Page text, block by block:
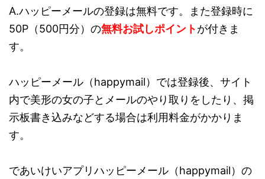
A.ハッピーメールの登録は無料です。また登録時に
50P（500円分）の無料お試しポイントが付きま
す。
ハッピーメール（happymail）では登録後、サイト
内で美形の女の子とメールのやり取りをしたり、掲
示板書き込みなどする場合は利用料金がかかりま
す。
であいけいアプリハッピーメール（happymail）の